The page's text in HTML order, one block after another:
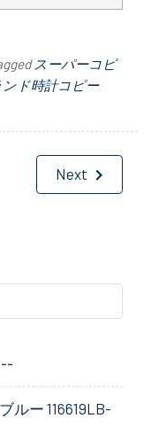
スーパーコピ
ンド時計コピー
Next
ルー 116619LB-